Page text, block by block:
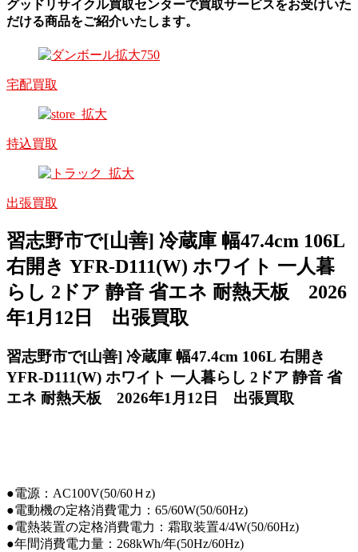
グッドリサイクル買取センターで買取サービスをお受けいた
だける商品をご紹介いたします。
宅配買取
持込買取
出張買取
習志野市で[山善] 冷蔵庫 幅47.4cm 106L
右開き YFR-D111(W) ホワイト 一人暮
らし 2ドア 静音 省エネ 耐熱天板 2026
年1月12日 出張買取
習志野市で[山善] 冷蔵庫 幅47.4cm 106L 右開き
YFR-D111(W) ホワイト 一人暮らし 2ドア 静音 省
エネ 耐熱天板 2026年1月12日 出張買取
●電源：AC100V(50/60Ｈz)
●電動機の定格消費電力：65/60W(50/60Hz)
●電熱装置の定格消費電力：霜取装置4/4W(50/60Hz)
●年間消費電力量：268kWh/年(50Hz/60Hz)